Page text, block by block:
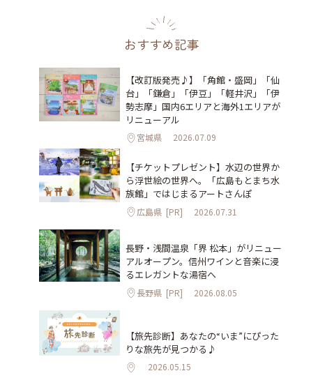
おすすめ記事
【改訂版発売♪】「角館・盛岡」「仙
台」「鎌倉」「伊豆」「軽井沢」「伊
勢志摩」国内6エリアと海外1エリアが
リニューアル
宮城県 2026.07.09
【チケットプレゼント】水辺の世界か
ら浮世絵の世界へ。「広島もとまち水
族館」ではじまるアートさんぽ
広島県 [PR] 2026.07.31
長野・浅間温泉「界 松本」がリニュー
アルオープン。信州ワインと音楽に浸
るエレガントな湯宿へ
長野県 [PR] 2026.08.05
【旅先診断】あなたの“いま”にぴった
りな旅先が見つかる♪
2026.05.15